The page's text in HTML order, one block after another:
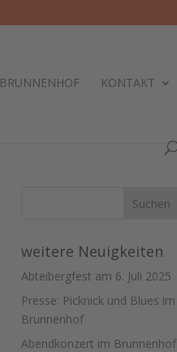
BRUNNENHOF KONTAKT
weitere Neuigkeiten
Abteibergfest am 6. Juli 2025
Presse: Picknick und Blues im
Brunnenhof
Abendkonzert im Brunnenhof